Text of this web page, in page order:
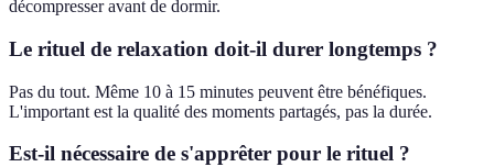
décompresser avant de dormir.
Le rituel de relaxation doit-il durer longtemps ?
Pas du tout. Même 10 à 15 minutes peuvent être bénéfiques.
L'important est la qualité des moments partagés, pas la durée.
Est-il nécessaire de s'apprêter pour le rituel ?